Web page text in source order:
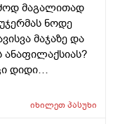
მაგალითად
ნოდე
მაჯაზე და
ანაფილაქსიას?
დიდი
ანუ იმიხილეთპასუხი